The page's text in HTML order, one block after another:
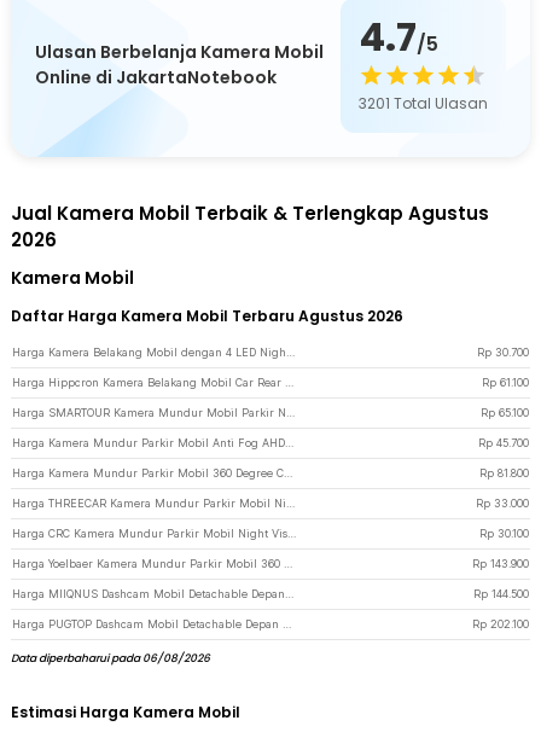
Ulasan Berbelanja Kamera Mobil
Online di JakartaNotebook
4.7/5
3201 Total Ulasan
Jual Kamera Mobil Terbaik & Terlengkap Agustus
2026
Kamera Mobil
Daftar Harga Kamera Mobil Terbaru Agustus 2026
Rp 30.700
Rp 61.100
Rp 65.100
Rp 45.700
Rp 81.800
Rp 33.000
Rp 30.100
Rp 143.900
Rp 144.500
Rp 202.100
Data diperbaharui pada 06/08/2026
Estimasi Harga Kamera Mobil